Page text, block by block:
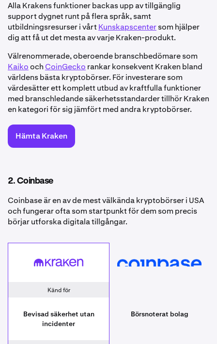
Alla Krakens funktioner backas upp av tillgänglig
support dygnet runt på flera språk, samt
utbildningsresurser i vårtKunskapscentersom hjälper
dig att få ut det mesta av varje Kraken-produkt.
Välrenommerade, oberoende branschbedömare som
Kaikooch CoinGecko rankar konsekvent Kraken bland
världens bästa kryptobörser. För investerare som
värdesätter ett komplett utbud av kraftfulla funktioner
med branschledande säkerhetsstandarder tillhör Kraken
en kategori för sig jämfört med andra kryptobörser.
Hämta Kraken
2. Coinbase
Coinbase är en av de mest välkända kryptobörser i USA
och fungerar ofta som startpunkt för dem som precis
börjar utforska digitala tillgångar.
Kraken Coinbase
Känd för
Bevisad säkerhet utan
incidenter
Börsnoterat bolag